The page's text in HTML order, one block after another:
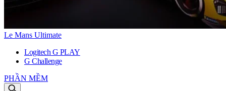
Le Mans Ultimate
Logitech G PLAY
G Challenge
PHẦN MỀM